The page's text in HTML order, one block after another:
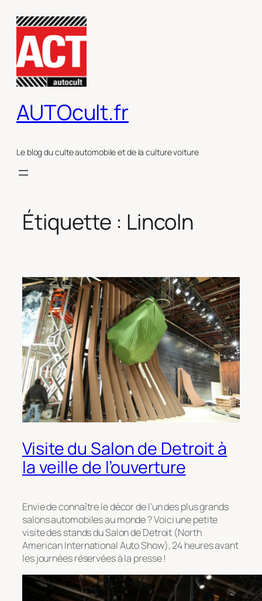
contenu
AUTOcult.fr
Le blog du culte automobile et de la culture voiture
Étiquette : Lincoln
Visite du Salon de Detroit à
la veille de l’ouverture
Envie de connaître le décor de l’un des plus grands
salons automobiles au monde ? Voici une petite
visite des stands du Salon de Detroit (North
American International Auto Show), 24 heures avant
les journées réservées à la presse !